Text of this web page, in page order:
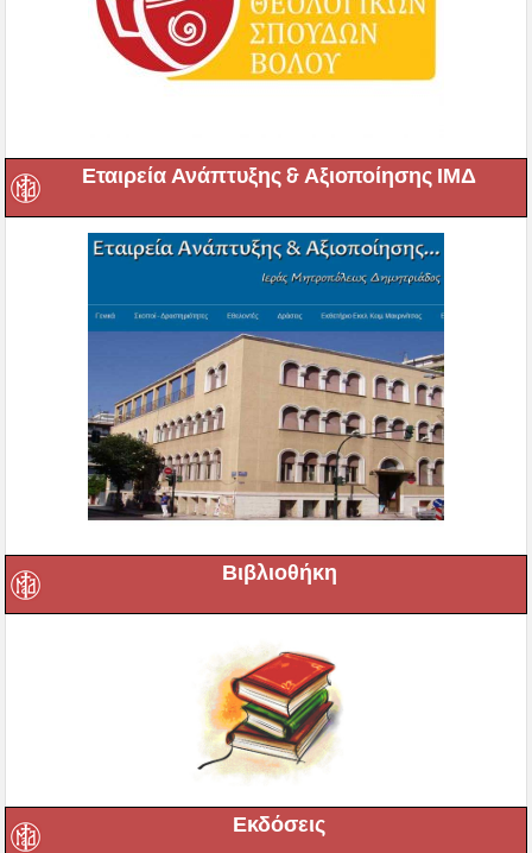
Εταιρεία Ανάπτυξης & Αξιοποίησης ΙΜΔ
Βιβλιοθήκη
Εκδόσεις